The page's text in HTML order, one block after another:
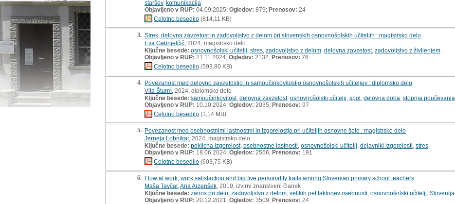
staršev, komunikacija
Objavljeno v RUP: 04.09.2025; Ogledov: 879; Prenosov: 24
Celotno besedilo (814,11 KB)
3. Stres, delovna zavzetost in zadovoljstvo z delom pri slovenskih osnovnošolskih učiteljih : magistrsko delo
Eva Gabrijelčič , 2024, magistrsko delo
Ključne besede: osnovnošolski učitelji stres zadovoljstvo z delom delovna zavzetost, zadovoljstvo z življenjem
Objavljeno v RUP: 21.11.2024; Ogledov: 2132; Prenosov: 76
Celotno besedilo (593,80 KB)
4. Povezanost med delovno zavzetostjo in samoučinkovitostjo osnovnošolskih učiteljev : diplomsko delo
Vita Šturm , 2024, diplomsko delo
Ključne besede: samoučinkovitost, delovna zavzetost, osnovnošolski učitelji spol delovna doba stopnja poučevanja
Objavljeno v RUP: 10.10.2024; Ogledov: 2035; Prenosov: 97
Celotno besedilo (1,14 MB)
5. Povezanost med osebnostnimi lastnostmi in izgorelostjo pri učiteljih osnovne šole : magistrsko delo
Jerneja Lobnikar, 2024, magistrsko delo
Ključne besede: poklicna izgorelost, osebnostne lastnosti osnovnošolski učitelji dejavniki izgorelosti stres
Objavljeno v RUP: 18.06.2024; Ogledov: 2556; Prenosov: 191
Celotno besedilo (603,75 KB)
6. Flow at work, work satisfaction and big five personality traits among Slovenian primary school teachers
Maša Tavčar, Ana Arzenšek , 2019, izvirni znanstveni članek
Ključne besede: zanos pri delu zadovoljstvo z delom velikih pet faktorjev osebnosti osnovnošolski učitelji Slovenija
Objavljeno v RUP: 20.12.2021; Ogledov: 3509; Prenosov: 24